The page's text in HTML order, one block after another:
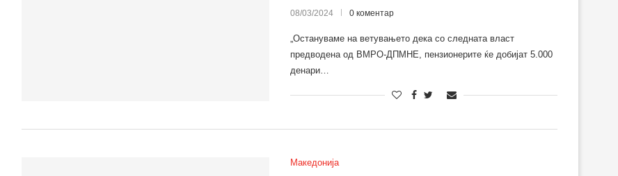
08/03/2024 0 коментар
„Остануваме на ветувањето дека со следната власт
предводена од ВМРО-ДПМНЕ, пензионерите ќе добијат 5.000
денари…
Македонија